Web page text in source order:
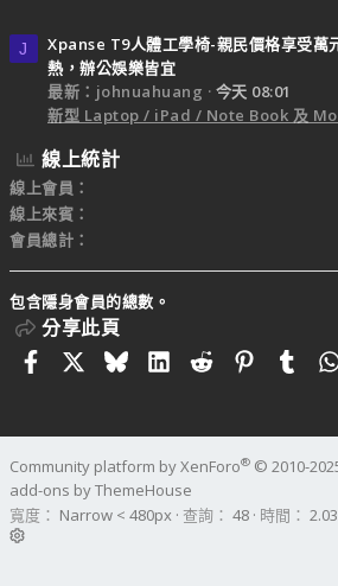
J
Xpanse T9人體工學椅-親民價格享受萬
熱，辦公娛樂皆宜
最新：johnuahuang
今天 08:01
新型 Laptop / iPad / Note Book 及
線上統計
線上會員
線上來賓
會員總計
包含隱身會員的總數。
分享此頁
FacebookBlueskyLinkedIn
Reddit
Community platform by XenForo® © 2010-
add-ons by ThemeHouse
寬度
查詢 48 時間